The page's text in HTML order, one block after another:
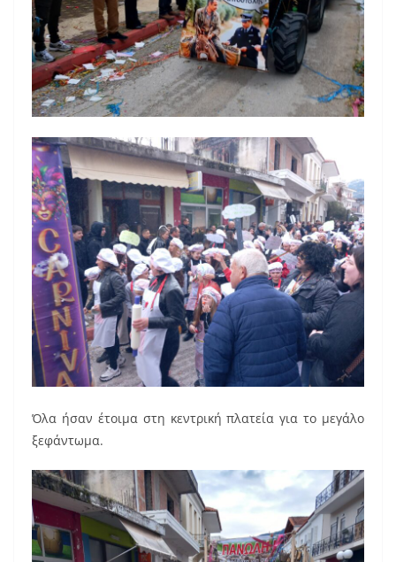
Όλα ήσαν έτοιμα στη κεντρική πλατεία για το μεγάλο
ξεφάντωμα.